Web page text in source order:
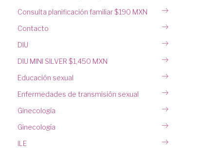
Consulta planificación familiar $190 MXN
Contacto
DIU
DIU MINI SILVER $1,450 MXN
Educación sexual
Enfermedades de transmisión sexual
Ginecología
Ginecología
ILE